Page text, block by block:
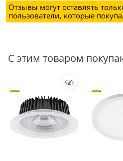
Отзывы могут оставлять
пользователи, которые
С этим товаром